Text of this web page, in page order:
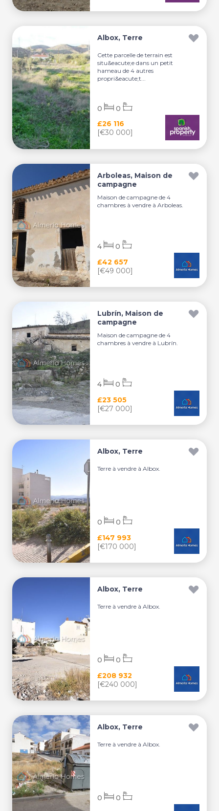
Albox, Terre
Cette parcelle de terrain est
situ&eacute;e dans un petit
hameau de 4 autres
propri&eacute;t...
£26 116
[€30 000]
0 0
Arboleas, Maison de
campagne
Maison de campagne de 4
chambres à vendre à Arboleas.
£42 657
[€49 000]
4 0
Lubrín, Maison de
campagne
Maison de campagne de 4
chambres à vendre à Lubrín.
£23 505
[€27 000]
4 0
Albox, Terre
Terre à vendre à Albox.
£147 993
[€170 000]
0 0
Albox, Terre
Terre à vendre à Albox.
£208 932
[€240 000]
0 0
Albox, Terre
Terre à vendre à Albox.
0 0